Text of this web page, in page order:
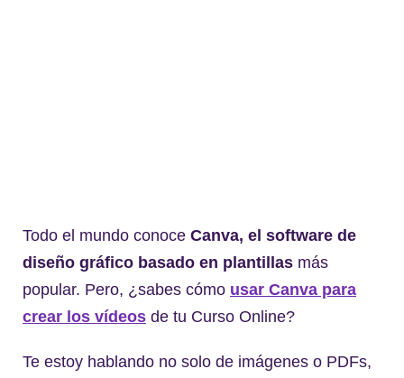
Todo el mundo conoce Canva, el software de
diseño gráfico basado en plantillas más
popular. Pero, ¿sabes cómo usar Canva para
crear los vídeos de tu Curso Online?
Te estoy hablando no solo de imágenes o PDFs,